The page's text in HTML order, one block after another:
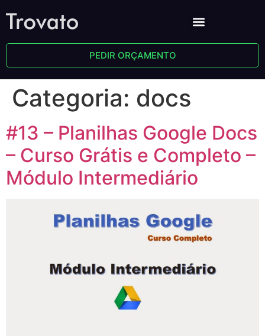
PEDIR ORÇAMENTO
Categoria: docs
#13 – Planilhas Google Docs
– Curso Grátis e Completo –
Módulo Intermediário